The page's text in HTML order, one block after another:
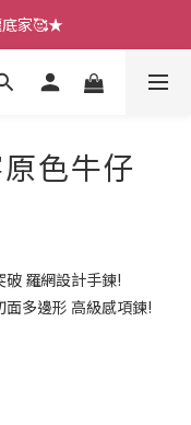
扣優惠😍
底家🥰★
扣優惠😍
色牛仔
羅網設計手鍊!
多邊形 高級感項鍊!